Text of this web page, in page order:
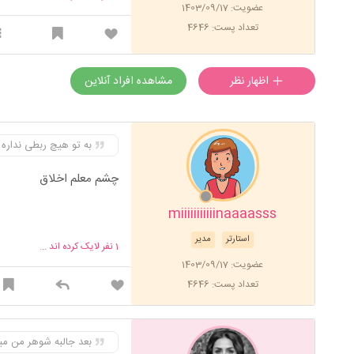
عضویت: 1403/09/17
تعداد پست: 4646
نمایش میذارن
مشاهده افراد آنلاین
miiiiiiiiiiinaaaasss
مدیر استارتر
عضویت: 1403/09/17
تعداد پست: 4646
به تو هیچ ربطی
چشم معلم اخلاق
1نفر لایک کرده اند ...
بعد جالبه شوهر من